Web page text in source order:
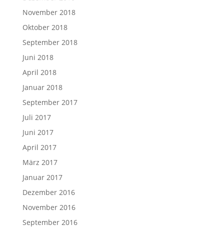
November 2018
Oktober 2018
September 2018
Juni 2018
April 2018
Januar 2018
September 2017
Juli 2017
Juni 2017
April 2017
März 2017
Januar 2017
Dezember 2016
November 2016
September 2016